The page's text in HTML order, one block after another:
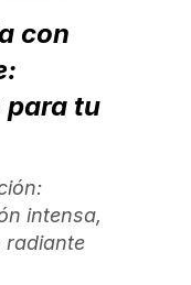
con
tu
intensa,
radiante